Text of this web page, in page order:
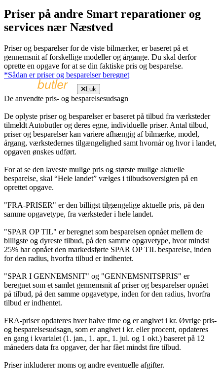
Priser på andre Smart reparationer og
services nær Næstved
Priser og besparelser for de viste bilmærker, er baseret på et
gennemsnit af forskellige modeller og årgange. Du skal derfor
oprette en opgave for at se din faktiske pris og besparelse.
*Sådan er priser og besparelser beregnet
Luk
De anvendte pris- og besparelsesudsagn
De oplyste priser og besparelser er baseret på tilbud fra værksteder
tilmeldt Autobutler og deres egne, individuelle priser. Antal tilbud,
priser og besparelser kan variere afhængig af bilmærke, model,
årgang, værkstedernes tilgængelighed samt hvornår og hvor i landet,
opgaven ønskes udført.
For at se den laveste mulige pris og største mulige aktuelle
besparelse, skal “Hele landet” vælges i tilbudsoversigten på en
oprettet opgave.
"FRA-PRISER" er den billigst tilgængelige aktuelle pris, på den
samme opgavetype, fra værksteder i hele landet.
"SPAR OP TIL" er beregnet som besparelsen opnået mellem de
billigste og dyreste tilbud, på den samme opgavetype, hvor mindst
25% har opnået den markedsførte SPAR OP TIL besparelse, inden
for den radius, hvorfra tilbud er indhentet.
"SPAR I GENNEMSNIT" og "GENNEMSNITSPRIS" er
beregnet som et samlet gennemsnit af priser og besparelser opnået
på tilbud, på den samme opgavetype, inden for den radius, hvorfra
tilbud er indhentet.
FRA-priser opdateres hver halve time og er angivet i kr. Øvrige pris-
og besparelsesudsagn, som er angivet i kr. eller procent, opdateres
en gang i kvartalet (1. jan., 1. apr., 1. jul. og 1 okt.) baseret på 12
måneders data fra opgaver, der har fået mindst fire tilbud.
Priser inkluderer moms og andre eventuelle afgifter.